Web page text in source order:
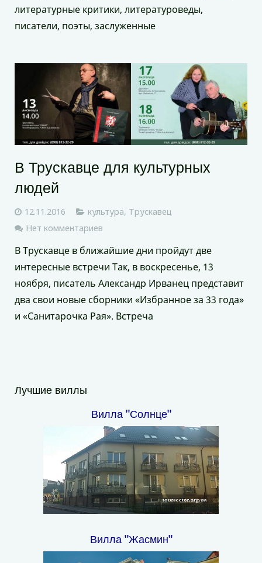
литературные критики, литературоведы,
писатели, поэты, заслуженные
В Трускавце для культурных
людей
12.11.2016 культура, Трускавец
Нет комментариев
В Трускавце в ближайшие дни пройдут две
интересные встречи Так, в воскресенье, 13
ноября, писатель Александр Ирванец представит
два свои новые сборники «Избранное за 33 года»
и «Санитарочка Рая». Встреча
Лучшие виллы
Вилла "Солнце"
Вилла "Жасмин"